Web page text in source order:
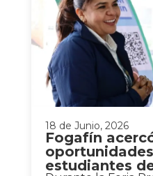
18 de Junio, 2026
Fogafín
estudiantes